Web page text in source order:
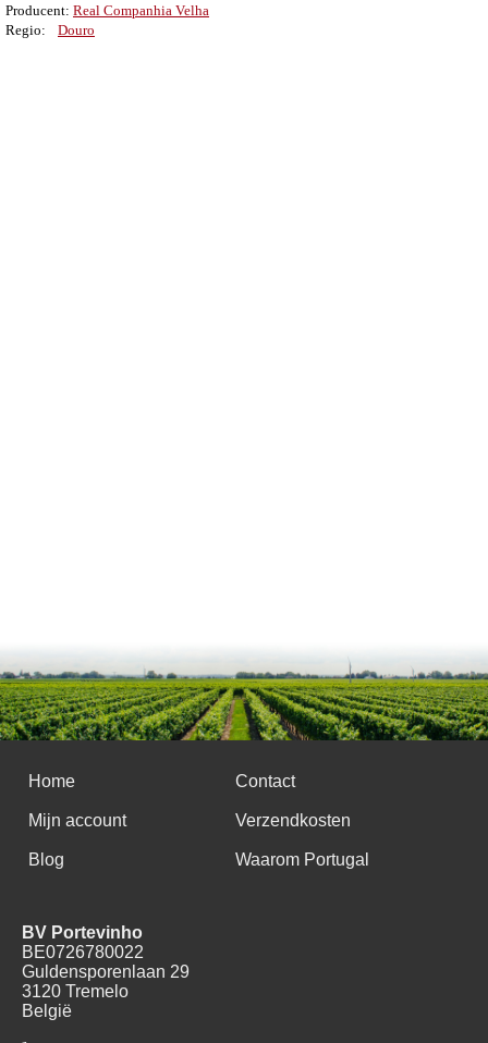
Producent: Real Companhia Velha
Regio:
Douro
Home Contact
Mijn account Verzendkosten
Blog Waarom Portugal
BV Portevinho
BE0726780022
Guldensporenlaan 29
3120 Tremelo
België